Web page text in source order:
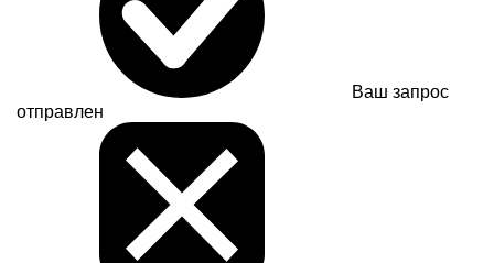
Ваш запрос
отправлен